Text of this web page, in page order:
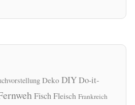
Deko DIYDo-it-
FischFleisch Frankreich